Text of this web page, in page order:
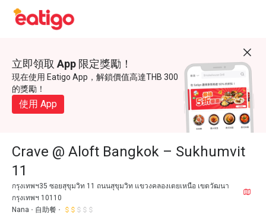
立即領取 App 限定獎勵！
現在使用 Eatigo App，解鎖價值高達THB 300
的獎勵！
使用 App
Crave @ Aloft Bangkok – Sukhumvit
11
กรุงเทพฯ35 ซอยสุขุมวิท 11 ถนนสุขุมวิท แขวงคลองเตยเหนือ เขตวัฒนา
กรุงเทพฯ 10110
Nana
自助餐